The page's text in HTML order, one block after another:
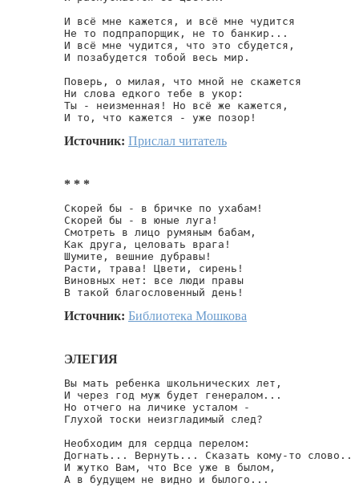
И всё мне кажется, и всё мне чудится
Не то подпрапорщик, не то банкир...
И всё мне чудится, что это сбудется,
И позабудется тобой весь мир.
Поверь, о милая, что мной не скажется
Ни слова едкого тебе в укор:
Ты - неизменная! Но всё же кажется,
И то, что кажется - уже позор!
Источник: Прислал читатель
* * *
Скорей бы - в бричке по ухабам!
Скорей бы - в юные луга!
Смотреть в лицо румяным бабам,
Как друга, целовать врага!
Шумите, вешние дубравы!
Расти, трава! Цвети, сирень!
Виновных нет: все люди правы
В такой благословенный день!
Источник: Библиотека Мошкова
ЭЛЕГИЯ
Вы мать ребенка школьнических лет,
И через год муж будет генералом...
Но отчего на личике усталом -
Глухой тоски неизгладимый след?
Необходим для сердца перелом:
Догнать... Вернуть... Сказать кому-то слово..
И жутко Вам, что Все уже в былом,
А в будущем не видно и былого...